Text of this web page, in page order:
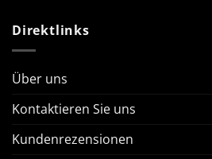
Direktlinks
Über uns
Kontaktieren Sie uns
Kundenrezensionen